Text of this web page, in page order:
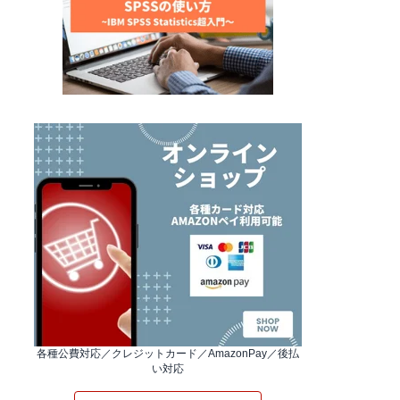
各種公費対応／クレジットカード／AmazonPay／後払
い対応